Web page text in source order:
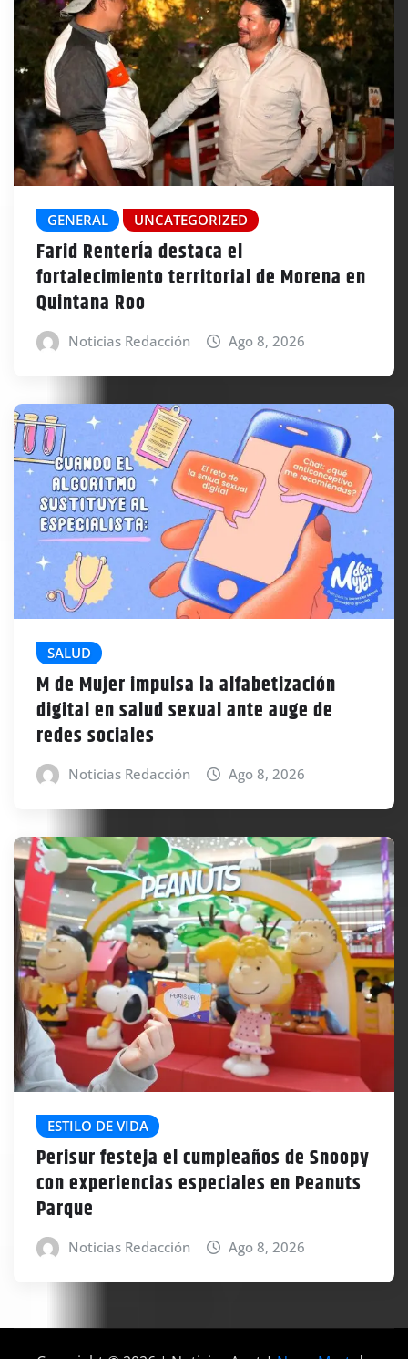
GENERAL UNCATEGORIZED
Farid RenterÍa destaca el
fortalecimiento territorial de Morena en
Quintana Roo
Noticias Redacción Ago 8, 2026
SALUD
M de Mujer impulsa la alfabetización
digital en salud sexual ante auge de
redes sociales
Noticias Redacción Ago 8, 2026
ESTILO DE VIDA
Perisur festeja el cumpleaños de Snoopy
con experiencias especiales en Peanuts
Parque
Noticias Redacción Ago 8, 2026